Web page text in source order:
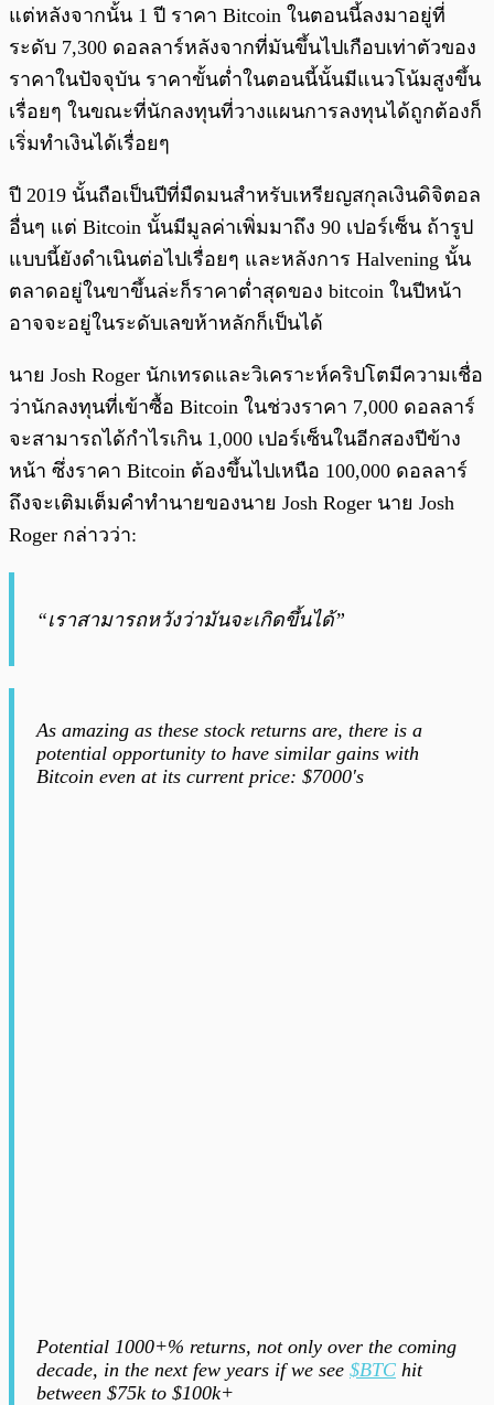
แต่หลังจากนั้น 1 ปี ราคา Bitcoin ในตอนนี้ลงมาอยู่ที่
ระดับ 7,300 ดอลลาร์หลังจากที่มันขึ้นไปเกือบเท่าตัวของ
ราคาในปัจจุบัน ราคาขั้นต่ำในตอนนี้นั้นมีแนวโน้มสูงขึ้น
เรื่อยๆ ในขณะที่นักลงทุนที่วางแผนการลงทุนได้ถูกต้องก็
เริ่มทำเงินได้เรื่อยๆ
ปี 2019 นั้นถือเป็นปีที่มืดมนสำหรับเหรียญสกุลเงินดิจิตอล
อื่นๆ แต่ Bitcoin นั้นมีมูลค่าเพิ่มมาถึง 90 เปอร์เซ็น ถ้ารูป
แบบนี้ยังดำเนินต่อไปเรื่อยๆ และหลังการ Halvening นั้น
ตลาดอยู่ในขาขึ้นล่ะก็ราคาต่ำสุดของ bitcoin ในปีหน้า
อาจจะอยู่ในระดับเลขห้าหลักก็เป็นได้
นาย Josh Roger นักเทรดและวิเคราะห์คริปโตมีความเชื่อ
ว่านักลงทุนที่เข้าซื้อ Bitcoin ในช่วงราคา 7,000 ดอลลาร์
จะสามารถได้กำไรเกิน 1,000 เปอร์เซ็นในอีกสองปีข้าง
หน้า ซึ่งราคา Bitcoin ต้องขึ้นไปเหนือ 100,000 ดอลลาร์
ถึงจะเติมเต็มคำทำนายของนาย Josh Roger นาย Josh
Roger กล่าวว่า:
“เราสามารถหวังว่ามันจะเกิดขึ้นได้”
As amazing as these stock returns are, there is a
potential opportunity to have similar gains with
Bitcoin even at its current price: $7000's
Potential 1000+% returns, not only over the coming
decade, in the next few years if we see $BTC hit
between $75k to $100k+